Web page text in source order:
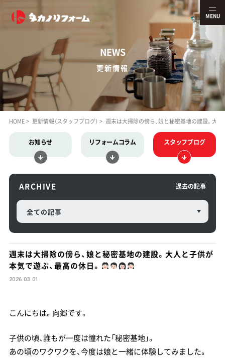
NEWS
更新情報
HOME 更新情報（スタッフブログ） 週末は大掃除の傍ら、娘と秘密基地の建設。大
お知らせ リフォームコラム スタッフブログ
ARCHIVE 過去の記事
週末は大掃除の傍ら、娘と秘密基地の建設。大人と子供が
本気で遊ぶ、最高の休日。
2026.03.01
こんにちは。向郷です。
子供の頃、誰もが一度は憧れた「秘密基地」。
あの頃のワクワクを、今度は娘と一緒に体験してみました。
MENU